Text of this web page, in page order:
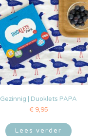
Gezinnig | Duoklets PAPA
€ 9,95
Lees verder